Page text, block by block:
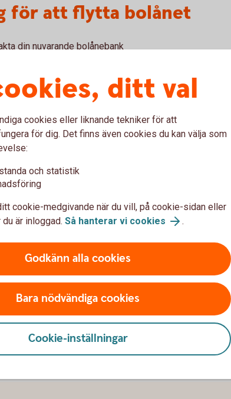
för att flytta bolånet
din nuvarande bolånebank
digitalt.
idag.
cookies för Funktioner, prestanda och statistik.
låna kostar pengar!
inte kan betala tillbaka skulden i tid riskerar du en
svårigheter att få hyra bostad, teckna abonnemang
budget- och skuldrådgivningen i din kommun.
ditt val
cookies eller liknande tekniker för att
för dig. Det finns även cookies du kan välja som
och statistik
cookie-medgivande när du vill, på cookie-sidan eller
är inloggad. Så hanterar vi cookies .
Godkänn alla cookies
Bara nödvändiga cookies
Cookie-inställningar